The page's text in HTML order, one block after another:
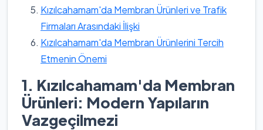
Kızılcahamam'da Membran Ürünleri ve Trafik
Firmaları Arasındaki İlişki
Kızılcahamam'da Membran Ürünlerini Tercih
Etmenin Önemi
1. Kızılcahamam'da Membran
Ürünleri: Modern Yapıların
Vazgeçilmezi